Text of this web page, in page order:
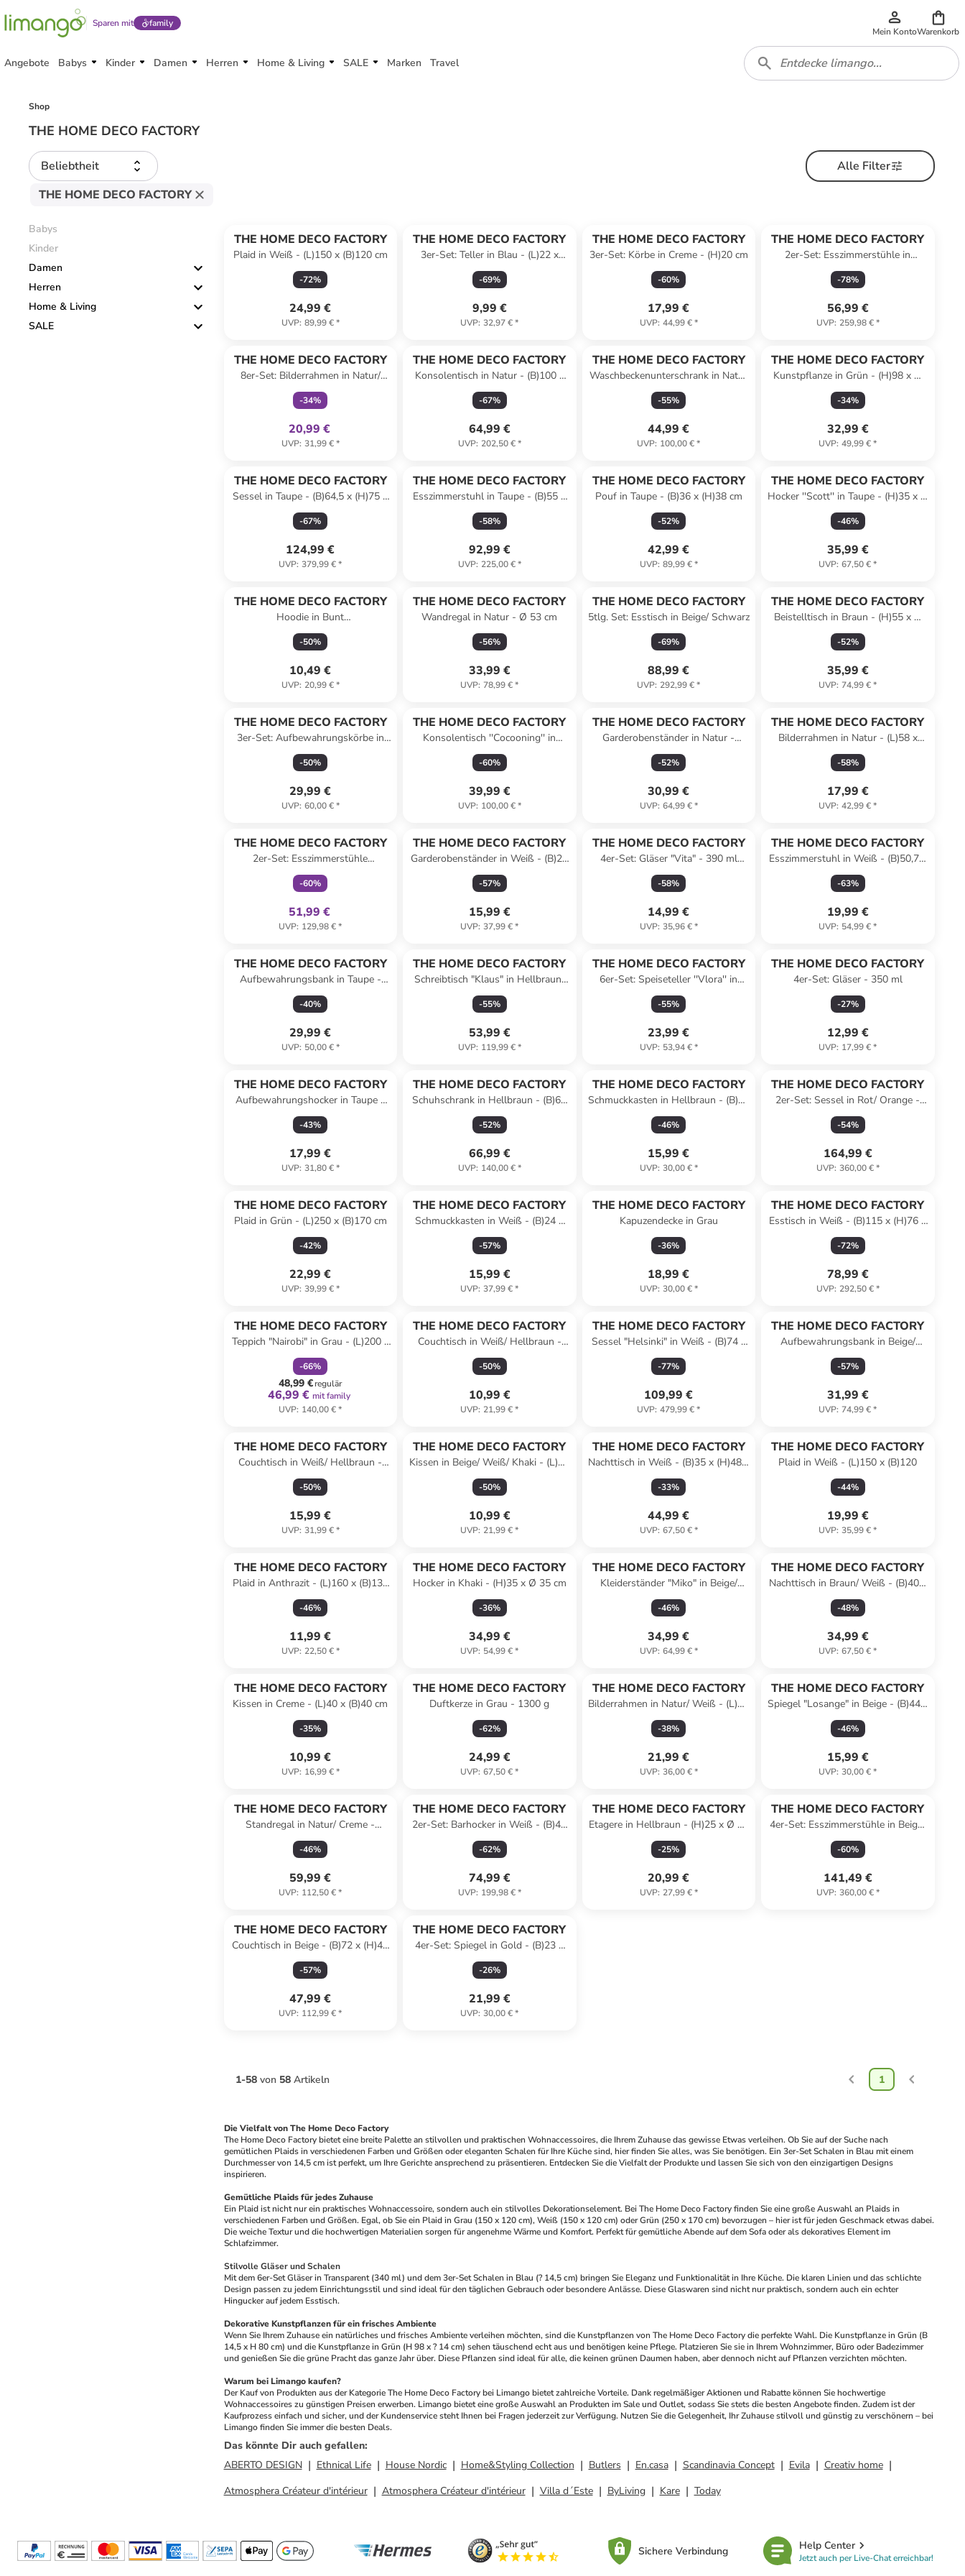
Sparen mit family
Mein KontoWarenkorb
Angebote Babys Kinder Damen Herren Home & Living SALE Marken Travel
Shop
THE HOME DECO FACTORY
Beliebtheit
Alle Filter
THE HOME DECO FACTORY
Babys
Kinder
Damen
Herren
Home & Living
SALE
THE HOME DECO FACTORY
Plaid in Weiß - (L)150 x (B)120 cm
-72%
24,99 €
UVP: 89,99 €*
THE HOME DECO FACTORY
3er-Set: Teller in Blau - (L)22 x
(B)10 cm
-69%
9,99 €
UVP: 32,97 €*
THE HOME DECO FACTORY
3er-Set: Körbe in Creme - (H)20 cm
-60%
17,99 €
UVP: 44,99 €*
THE HOME DECO FACTORY
2er-Set: Esszimmerstühle in
Schwarz/ Natur - (B)55 x (H)85 x
(T)46 cm
-78%
56,99 €
UVP: 259,98 €*
THE HOME DECO FACTORY
8er-Set: Bilderrahmen in Natur/
Schwarz
-34%
20,99 €
UVP: 31,99 €*
THE HOME DECO FACTORY
Konsolentisch in Natur - (B)100 x
(H)87 x (T)32 cm
-67%
64,99 €
UVP: 202,50 €*
THE HOME DECO FACTORY
Waschbeckenunterschrank in Natur
- (B)60 x (H)70 x (T)30 cm
-55%
44,99 €
UVP: 100,00 €*
THE HOME DECO FACTORY
Kunstpflanze in Grün - (H)98 x Ø
14 cm
-34%
32,99 €
UVP: 49,99 €*
THE HOME DECO FACTORY
Sessel in Taupe - (B)64,5 x (H)75 x
(T)83,5 cm
-67%
124,99 €
UVP: 379,99 €*
THE HOME DECO FACTORY
Esszimmerstuhl in Taupe - (B)55 x
(H)78 x (T)55 cm
-58%
92,99 €
UVP: 225,00 €*
THE HOME DECO FACTORY
Pouf in Taupe - (B)36 x (H)38 cm
-52%
42,99 €
UVP: 89,99 €*
THE HOME DECO FACTORY
Hocker ''Scott'' in Taupe - (H)35 x Ø
35 cm
-46%
35,99 €
UVP: 67,50 €*
THE HOME DECO FACTORY
Hoodie in Bunt
(Überraschungsprodukt)
-50%
10,49 €
UVP: 20,99 €*
THE HOME DECO FACTORY
Wandregal in Natur - Ø 53 cm
-56%
33,99 €
UVP: 78,99 €*
THE HOME DECO FACTORY
5tlg. Set: Esstisch in Beige/ Schwarz
-69%
88,99 €
UVP: 292,99 €*
THE HOME DECO FACTORY
Beistelltisch in Braun - (H)55 x Ø
30 cm
-52%
35,99 €
UVP: 74,99 €*
THE HOME DECO FACTORY
3er-Set: Aufbewahrungskörbe in
Weiß
-50%
29,99 €
UVP: 60,00 €*
THE HOME DECO FACTORY
Konsolentisch ''Cocooning'' in
Braun/ Schwarz - (B)80 x (H)82 x
(T)30 cm
-60%
39,99 €
UVP: 100,00 €*
THE HOME DECO FACTORY
Garderobenständer in Natur -
(B)44,5 x (H)177 x (T)44,5 cm
-52%
30,99 €
UVP: 64,99 €*
THE HOME DECO FACTORY
Bilderrahmen in Natur - (L)58 x
(B)44 cm
-58%
17,99 €
UVP: 42,99 €*
THE HOME DECO FACTORY
2er-Set: Esszimmerstühle
"Scandinave" in Schwarz - (B)46 x
(H)85 x (T)56 cm
-60%
51,99 €
UVP: 129,98 €*
THE HOME DECO FACTORY
Garderobenständer in Weiß - (B)27
x (H)173 x (T)27 cm
-57%
15,99 €
UVP: 37,99 €*
THE HOME DECO FACTORY
4er-Set: Gläser "Vita" - 390 ml
(Überraschungsprodukt)
-58%
14,99 €
UVP: 35,96 €*
THE HOME DECO FACTORY
Esszimmerstuhl in Weiß - (B)50,7 x
(H)84,8 x (T)45,5 cm
-63%
19,99 €
UVP: 54,99 €*
THE HOME DECO FACTORY
Aufbewahrungsbank in Taupe -
(B)76 x (H)38 x (T)38 cm
-40%
29,99 €
UVP: 50,00 €*
THE HOME DECO FACTORY
Schreibtisch "Klaus" in Hellbraun/
Schwarz - (B)90 x (H)84,5 x (T)50
cm
-55%
53,99 €
UVP: 119,99 €*
THE HOME DECO FACTORY
6er-Set: Speiseteller ''Vlora'' in
Creme - Ø 21,7 cm
-55%
23,99 €
UVP: 53,94 €*
THE HOME DECO FACTORY
4er-Set: Gläser - 350 ml
-27%
12,99 €
UVP: 17,99 €*
THE HOME DECO FACTORY
Aufbewahrungshocker in Taupe -
(B)38 x (H)38 x (T)38 cm
-43%
17,99 €
UVP: 31,80 €*
THE HOME DECO FACTORY
Schuhschrank in Hellbraun - (B)60
x (H)113 x (T)24 cm
-52%
66,99 €
UVP: 140,00 €*
THE HOME DECO FACTORY
Schmuckkasten in Hellbraun - (B)24
x (H)6,6 x (T)16 cm
-46%
15,99 €
UVP: 30,00 €*
THE HOME DECO FACTORY
2er-Set: Sessel in Rot/ Orange -
(B)59 x (H)85 x (T)55,7 cm
-54%
164,99 €
UVP: 360,00 €*
THE HOME DECO FACTORY
Plaid in Grün - (L)250 x (B)170 cm
-42%
22,99 €
UVP: 39,99 €*
THE HOME DECO FACTORY
Schmuckkasten in Weiß - (B)24 x
(H)15 x (T)13 cm
-57%
15,99 €
UVP: 37,99 €*
THE HOME DECO FACTORY
Kapuzendecke in Grau
-36%
18,99 €
UVP: 30,00 €*
THE HOME DECO FACTORY
Esstisch in Weiß - (B)115 x (H)76 x
(T)75 cm
-72%
78,99 €
UVP: 292,50 €*
THE HOME DECO FACTORY
Teppich "Nairobi" in Grau - (L)200 x
(B)150 cm
-66%
48,99 €regulär
46,99 € mit family
UVP: 140,00 €*
THE HOME DECO FACTORY
Couchtisch in Weiß/ Hellbraun -
(B)38,5 x (H)40 cm
-50%
10,99 €
UVP: 21,99 €*
THE HOME DECO FACTORY
Sessel "Helsinki" in Weiß - (B)74 x
(H)100 x (T)65 cm
-77%
109,99 €
UVP: 479,99 €*
THE HOME DECO FACTORY
Aufbewahrungsbank in Beige/
Khaki/ Weiß - (B)76 x (H)38 x (T)38
cm
-57%
31,99 €
UVP: 74,99 €*
THE HOME DECO FACTORY
Couchtisch in Weiß/ Hellbraun -
(B)48 x (H)46 cm
-50%
15,99 €
UVP: 31,99 €*
THE HOME DECO FACTORY
Kissen in Beige/ Weiß/ Khaki - (L)40
x (B)40 cm
-50%
10,99 €
UVP: 21,99 €*
THE HOME DECO FACTORY
Nachttisch in Weiß - (B)35 x (H)48 x
(T)35 cm
-33%
44,99 €
UVP: 67,50 €*
THE HOME DECO FACTORY
Plaid in Weiß - (L)150 x (B)120
-44%
19,99 €
UVP: 35,99 €*
THE HOME DECO FACTORY
Plaid in Anthrazit - (L)160 x (B)130
cm
-46%
11,99 €
UVP: 22,50 €*
THE HOME DECO FACTORY
Hocker in Khaki - (H)35 x Ø 35 cm
-36%
34,99 €
UVP: 54,99 €*
THE HOME DECO FACTORY
Kleiderständer "Miko" in Beige/
Schwarz - (H)180 cm
-46%
34,99 €
UVP: 64,99 €*
THE HOME DECO FACTORY
Nachttisch in Braun/ Weiß - (B)40 x
(H)52 x (T)30 cm
-48%
34,99 €
UVP: 67,50 €*
THE HOME DECO FACTORY
Kissen in Creme - (L)40 x (B)40 cm
-35%
10,99 €
UVP: 16,99 €*
THE HOME DECO FACTORY
Duftkerze in Grau - 1300 g
-62%
24,99 €
UVP: 67,50 €*
THE HOME DECO FACTORY
Bilderrahmen in Natur/ Weiß - (L)56
x (B)47 cm
-38%
21,99 €
UVP: 36,00 €*
THE HOME DECO FACTORY
Spiegel "Losange" in Beige - (B)44 x
(H)60 cm
-46%
15,99 €
UVP: 30,00 €*
THE HOME DECO FACTORY
Standregal in Natur/ Creme -
(B)69,5 x (H)77 x (T)38 cm
-46%
59,99 €
UVP: 112,50 €*
THE HOME DECO FACTORY
2er-Set: Barhocker in Weiß - (B)43
x (H)84 x (T)43 cm
-62%
74,99 €
UVP: 199,98 €*
THE HOME DECO FACTORY
Etagere in Hellbraun - (H)25 x Ø 20
cm
-25%
20,99 €
UVP: 27,99 €*
THE HOME DECO FACTORY
4er-Set: Esszimmerstühle in Beige/
Khaki/ Weiß - (B)45 x (H)84,5 x
(T)51,5 cm
-60%
141,49 €
UVP: 360,00 €*
THE HOME DECO FACTORY
Couchtisch in Beige - (B)72 x (H)45
x (T)53 cm
-57%
47,99 €
UVP: 112,99 €*
THE HOME DECO FACTORY
4er-Set: Spiegel in Gold - (B)23 x
(H)20 cm
-26%
21,99 €
UVP: 30,00 €*
1-58 von 58 Artikeln 1
Die Vielfalt von The Home Deco Factory
The Home Deco Factory bietet eine breite Palette an stilvollen und praktischen Wohnaccessoires, die Ihrem Zuhause das gewisse Etwas verleihen. Ob Sie auf der Suche nach
gemütlichen Plaids in verschiedenen Farben und Größen oder eleganten Schalen für Ihre Küche sind, hier finden Sie alles, was Sie benötigen. Ein 3er-Set Schalen in Blau mit einem
Durchmesser von 14,5 cm ist perfekt, um Ihre Gerichte ansprechend zu präsentieren. Entdecken Sie die Vielfalt der Produkte und lassen Sie sich von den einzigartigen Designs
inspirieren.
Gemütliche Plaids für jedes Zuhause
Ein Plaid ist nicht nur ein praktisches Wohnaccessoire, sondern auch ein stilvolles Dekorationselement. Bei The Home Deco Factory finden Sie eine große Auswahl an Plaids in
verschiedenen Farben und Größen. Egal, ob Sie ein Plaid in Grau (150 x 120 cm), Weiß (150 x 120 cm) oder Grün (250 x 170 cm) bevorzugen – hier ist für jeden Geschmack etwas dabei.
Die weiche Textur und die hochwertigen Materialien sorgen für angenehme Wärme und Komfort. Perfekt für gemütliche Abende auf dem Sofa oder als dekoratives Element im
Schlafzimmer.
Stilvolle Gläser und Schalen
Mit dem 6er-Set Gläser in Transparent (340 ml) und dem 3er-Set Schalen in Blau (? 14,5 cm) bringen Sie Eleganz und Funktionalität in Ihre Küche. Die klaren Linien und das schlichte
Design passen zu jedem Einrichtungsstil und sind ideal für den täglichen Gebrauch oder besondere Anlässe. Diese Glaswaren sind nicht nur praktisch, sondern auch ein echter
Hingucker auf jedem Esstisch.
Dekorative Kunstpflanzen für ein frisches Ambiente
Wenn Sie Ihrem Zuhause ein natürliches und frisches Ambiente verleihen möchten, sind die Kunstpflanzen von The Home Deco Factory die perfekte Wahl. Die Kunstpflanze in Grün (B
14,5 x H 80 cm) und die Kunstpflanze in Grün (H 98 x ? 14 cm) sehen täuschend echt aus und benötigen keine Pflege. Platzieren Sie sie in Ihrem Wohnzimmer, Büro oder Badezimmer
und genießen Sie die grüne Pracht das ganze Jahr über. Diese Pflanzen sind ideal für alle, die keinen grünen Daumen haben, aber dennoch nicht auf Pflanzen verzichten möchten.
Warum bei Limango kaufen?
Der Kauf von Produkten aus der Kategorie The Home Deco Factory bei Limango bietet zahlreiche Vorteile. Dank regelmäßiger Aktionen und Rabatte können Sie hochwertige
Wohnaccessoires zu günstigen Preisen erwerben. Limango bietet eine große Auswahl an Produkten im Sale und Outlet, sodass Sie stets die besten Angebote finden. Zudem ist der
Kaufprozess einfach und sicher, und der Kundenservice steht Ihnen bei Fragen jederzeit zur Verfügung. Nutzen Sie die Gelegenheit, Ihr Zuhause stilvoll und günstig zu verschönern – bei
Limango finden Sie immer die besten Deals.
Das könnte Dir auch gefallen:
ABERTO DESIGN
Ethnical Life House Nordic Home&Styling Collection Butlers En.casa Scandinavia Concept Evila
Creativ home
Atmosphera Créateur d'intérieur
Atmosphera Créateur d'intérieur Villa d´Este ByLiving Kare Today
Sichere Verbindung Help Center
Jetzt auch per Live-Chat erreichbar!